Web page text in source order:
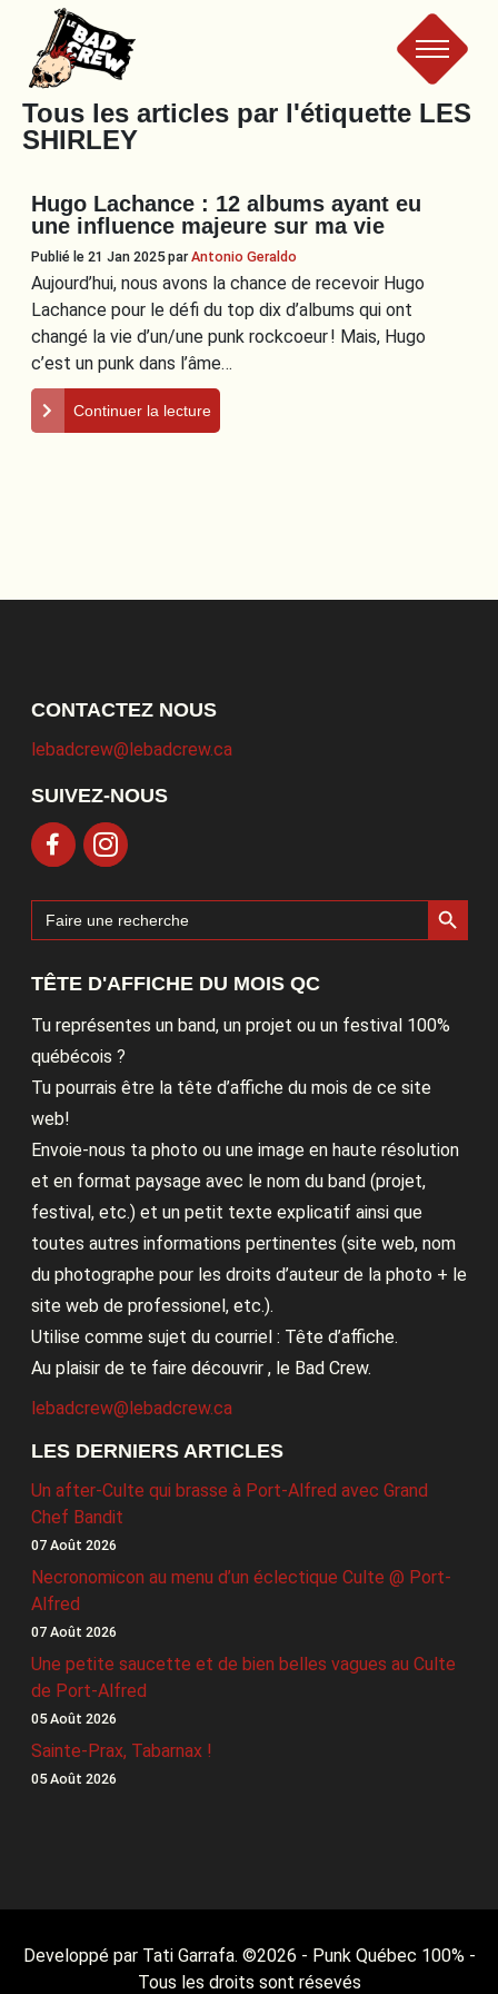
Le
Bad
Crew
Tous les articles par l'étiquette LES
SHIRLEY
Hugo Lachance : 12 albums ayant eu
une influence majeure sur ma vie
Publié le 21 Jan 2025parAntonio Geraldo
Aujourd’hui, nous avons la chance de recevoir Hugo
Lachance pour le défi du top dix d’albums qui ont
changé la vie d’un/une punk rockcoeur ! Mais, Hugo
c’est un punk dans l’âme…
Continuer la lecture
CONTACTEZ NOUS
lebadcrew@lebadcrew.ca
SUIVEZ-NOUS
Search
for:
Search Button
TÊTE D'AFFICHE DU MOIS QC
Tu représentes un band, un projet ou un festival 100%
québécois ?
Tu pourrais être la tête d’affiche du mois de ce site
web!
Envoie-nous ta photo ou une image en haute résolution
et en format paysage avec le nom du band (projet,
festival, etc.) et un petit texte explicatif ainsi que
toutes autres informations pertinentes (site web, nom
du photographe pour les droits d’auteur de la photo + le
site web de professionel, etc.).
Utilise comme sujet du courriel : Tête d’affiche.
Au plaisir de te faire découvrir , le Bad Crew.
lebadcrew@lebadcrew.ca
LES DERNIERS ARTICLES
Un after-Culte qui brasse à Port-Alfred avec Grand
Chef Bandit
07 Août 2026
Necronomicon au menu d’un éclectique Culte @ Port-
Alfred
07 Août 2026
Une petite saucette et de bien belles vagues au Culte
de Port-Alfred
05 Août 2026
Sainte-Prax, Tabarnax !
05 Août 2026
Developpé par Tati Garrafa. ©2026 - Punk Québec 100% -
Tous les droits sont résevés